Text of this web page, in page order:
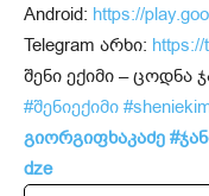
Android: https://
Telegram არხი:
შენი ექიმი – ცოდნა
#შენიექიმი
გიორგიფხაკაძე
dze